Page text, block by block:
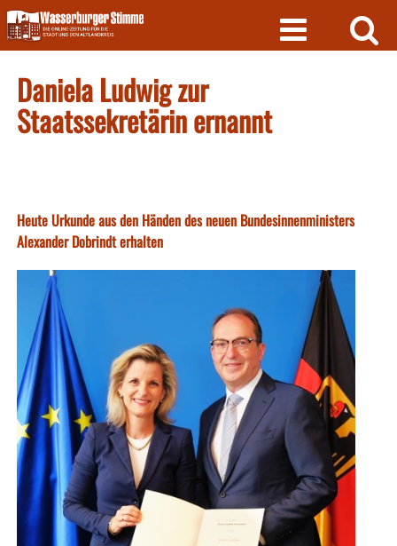
Skip
to
content
Daniela Ludwig zur
Staatssekretärin ernannt
Heute Urkunde aus den Händen des neuen Bundesinnenministers
Alexander Dobrindt erhalten